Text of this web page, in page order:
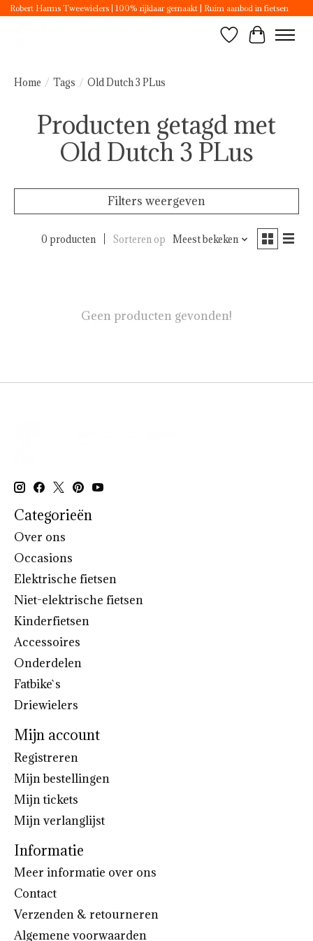
Robert Harms Tweewielers | 100% rijklaar gemaakt | Ruim aanbod in fietsen
Verlanglijst
Home / Tags / Old Dutch 3 PLus
Producten getagd met
Old Dutch 3 PLus
Filters weergeven
0 producten Sorteren op Meest bekeken
Geen producten gevonden!
Categorieën
Over ons
Occasions
Elektrische fietsen
Niet-elektrische fietsen
Kinderfietsen
Accessoires
Onderdelen
Fatbike`s
Driewielers
Mijn account
Registreren
Mijn bestellingen
Mijn tickets
Mijn verlanglijst
Informatie
Meer informatie over ons
Contact
Verzenden & retourneren
Algemene voorwaarden